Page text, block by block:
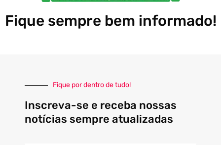
Fique sempre bem informado!
Fique por dentro de tudo!
Inscreva-se e receba nossas
notícias sempre atualizadas